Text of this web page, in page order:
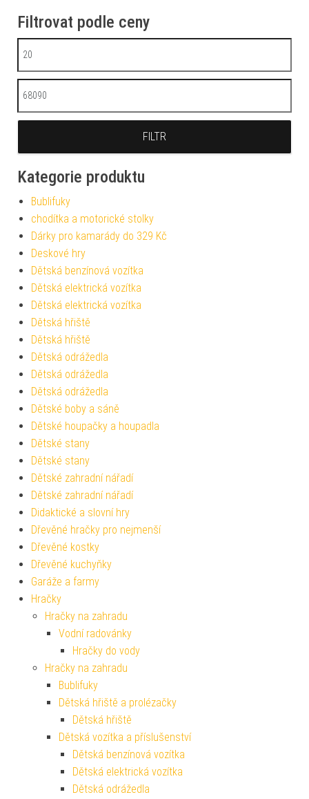
Filtrovat podle ceny
Minimální cena
Maximální cena
FILTR
Kategorie produktu
Bublifuky
chodítka a motorické stolky
Dárky pro kamarády do 329 Kč
Deskové hry
Dětská benzínová vozítka
Dětská elektrická vozítka
Dětská elektrická vozítka
Dětská hřiště
Dětská hřiště
Dětská odrážedla
Dětská odrážedla
Dětská odrážedla
Dětské boby a sáně
Dětské houpačky a houpadla
Dětské stany
Dětské stany
Dětské zahradní nářadí
Dětské zahradní nářadí
Didaktické a slovní hry
Dřevěné hračky pro nejmenší
Dřevěné kostky
Dřevěné kuchyňky
Garáže a farmy
Hračky
Hračky na zahradu
Vodní radovánky
Hračky do vody
Hračky na zahradu
Bublifuky
Dětská hřiště a prolézačky
Dětská hřiště
Dětská vozítka a příslušenství
Dětská benzínová vozítka
Dětská elektrická vozítka
Dětská odrážedla